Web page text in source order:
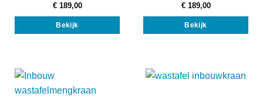
€189,00
Bekijk
€189,00
Bekijk